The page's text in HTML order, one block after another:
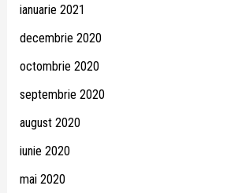
ianuarie 2021
decembrie 2020
octombrie 2020
septembrie 2020
august 2020
iunie 2020
mai 2020